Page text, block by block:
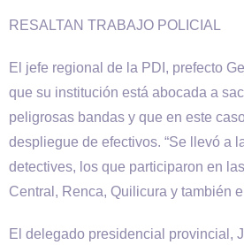
RESALTAN TRABAJO POLICIAL
El jefe regional de la PDI, prefecto
que su institución está abocada a
peligrosas bandas y que en este
despliegue de efectivos. “Se llevó a
detectives, los que participaron en
Central, Renca, Quilicura y también
El delegado presidencial provincial,